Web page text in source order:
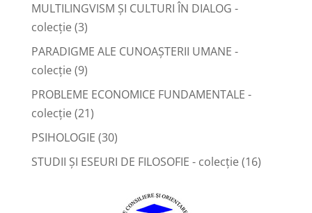
MULTILINGVISM ȘI CULTURI ÎN DIALOG -
colecție(3)
PARADIGME ALE CUNOAȘTERII UMANE -
colecție(9)
PROBLEME ECONOMICE FUNDAMENTALE -
colecție(21)
PSIHOLOGIE (30)
STUDII ȘI ESEURI DE FILOSOFIE - colecție(16)